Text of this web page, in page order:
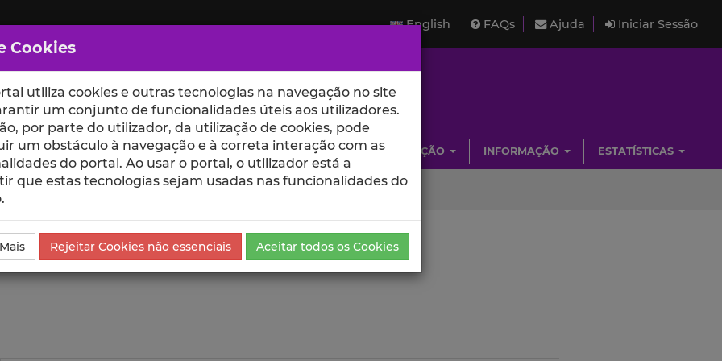
English FAQs Ajuda Iniciar Sessão
ESCOLAS UNIDADES INVESTIGAÇÃO INFORMAÇÃO ESTATÍSTICAS
Visualizações
Cookies
utiliza cookies e outras tecnologias na navegação no site
um conjunto de funcionalidades úteis aos utilizadores.
por parte do utilizador, da utilização de cookies, pode
um obstáculo à navegação e à correta interação com as
do portal. Ao usar o portal, o utilizador está a
que estas tecnologias sejam usadas nas funcionalidades do
Rejeitar Cookies não essenciais Aceitar todos os Cookies